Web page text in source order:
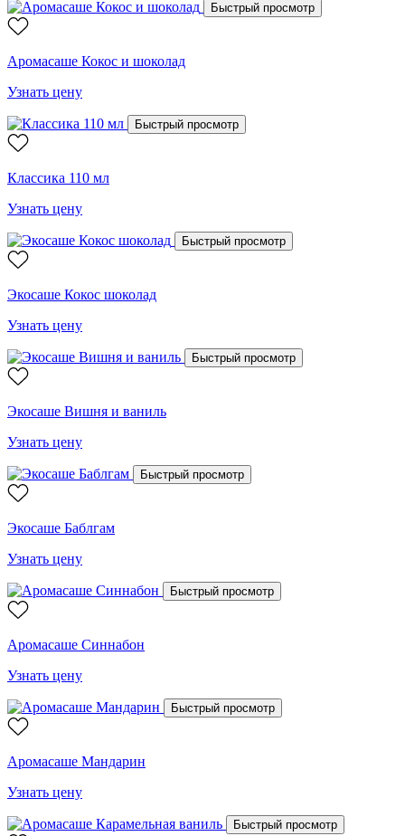
Быстрый просмотр
Аромасаше Кокос и шоколад
Узнать цену
Быстрый просмотр
Классика 110 мл
Узнать цену
Быстрый просмотр
Экосаше Кокос шоколад
Узнать цену
Быстрый просмотр
Экосаше Вишня и ваниль
Узнать цену
Быстрый просмотр
Экосаше Баблгам
Узнать цену
Быстрый просмотр
Аромасаше Синнабон
Узнать цену
Быстрый просмотр
Аромасаше Мандарин
Узнать цену
Быстрый просмотр